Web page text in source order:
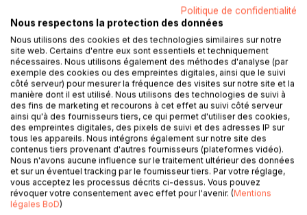
Que ce domaine est vaste !
Que cette bâtisse est immense !
Tout paraît surdimensionné aux yeux de Céline, six ans,
quand elle arrive devant le gigantesque portail en serrant
fort la main de sa maman, Arlette.
Après avoir fui un père et un mari violent,elles se sont
réfugiées dans un petit village, loin de tout mais surtout loin
de lui, où la population, émue par le sort de cette jeune
mère et de sa fille, va tout mettre en oeuvre pour les aider.
Les villageois non seulement mais surtout Monsieur le
Comte, propriétaire de ce domaine, qui leur offrira un travail
Politique de confidentialité
Nous respectons la protection des données
Nous utilisons des cookies et des technologies similaires sur notre
site web. Certains d'entre eux sont essentiels et techniquement
nécessaires. Nous utilisons également des méthodes d'analyse (par
exemple des cookies ou des empreintes digitales, ainsi que le suivi
côté serveur) pour mesurer la fréquence des visites sur notre site et la
manière dont il est utilisé. Nous utilisons des technologies de suivi à
des fins de marketing et recourons à cet effet au suivi côté serveur
ainsi qu'à des fournisseurs tiers, ce qui permet d'utiliser des cookies,
des empreintes digitales, des pixels de suivi et des adresses IP sur
tous les appareils. Nous intégrons également sur notre site des
contenus tiers provenant d'autres fournisseurs (plateformes vidéo).
Nous n'avons aucune influence sur le traitement ultérieur des données
et sur un éventuel tracking par le fournisseur tiers. Par votre réglage,
vous acceptez les processus décrits ci-dessus. Vous pouvez
révoquer votre consentement avec effet pour l'avenir. (Mentions
légales BoD)